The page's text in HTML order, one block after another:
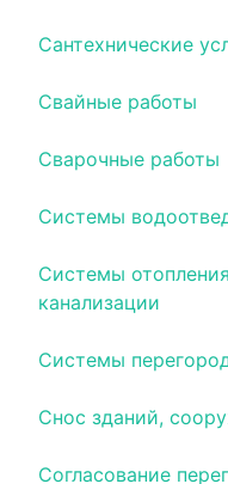
Сантехнические
Свайные работы
Сварочные работы
Системы
Системы
канализации
Системы
Снос зданий,
Согласование